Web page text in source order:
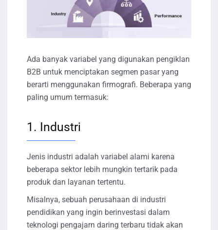
Ada banyak variabel yang digunakan pengiklan
B2B untuk menciptakan segmen pasar yang
berarti menggunakan firmografi. Beberapa yang
paling umum termasuk:
1. Industri
Jenis industri adalah variabel alami karena
beberapa sektor lebih mungkin tertarik pada
produk dan layanan tertentu.
Misalnya, sebuah perusahaan di industri
pendidikan yang ingin berinvestasi dalam
teknologi pengajarn daring terbaru tidak akan